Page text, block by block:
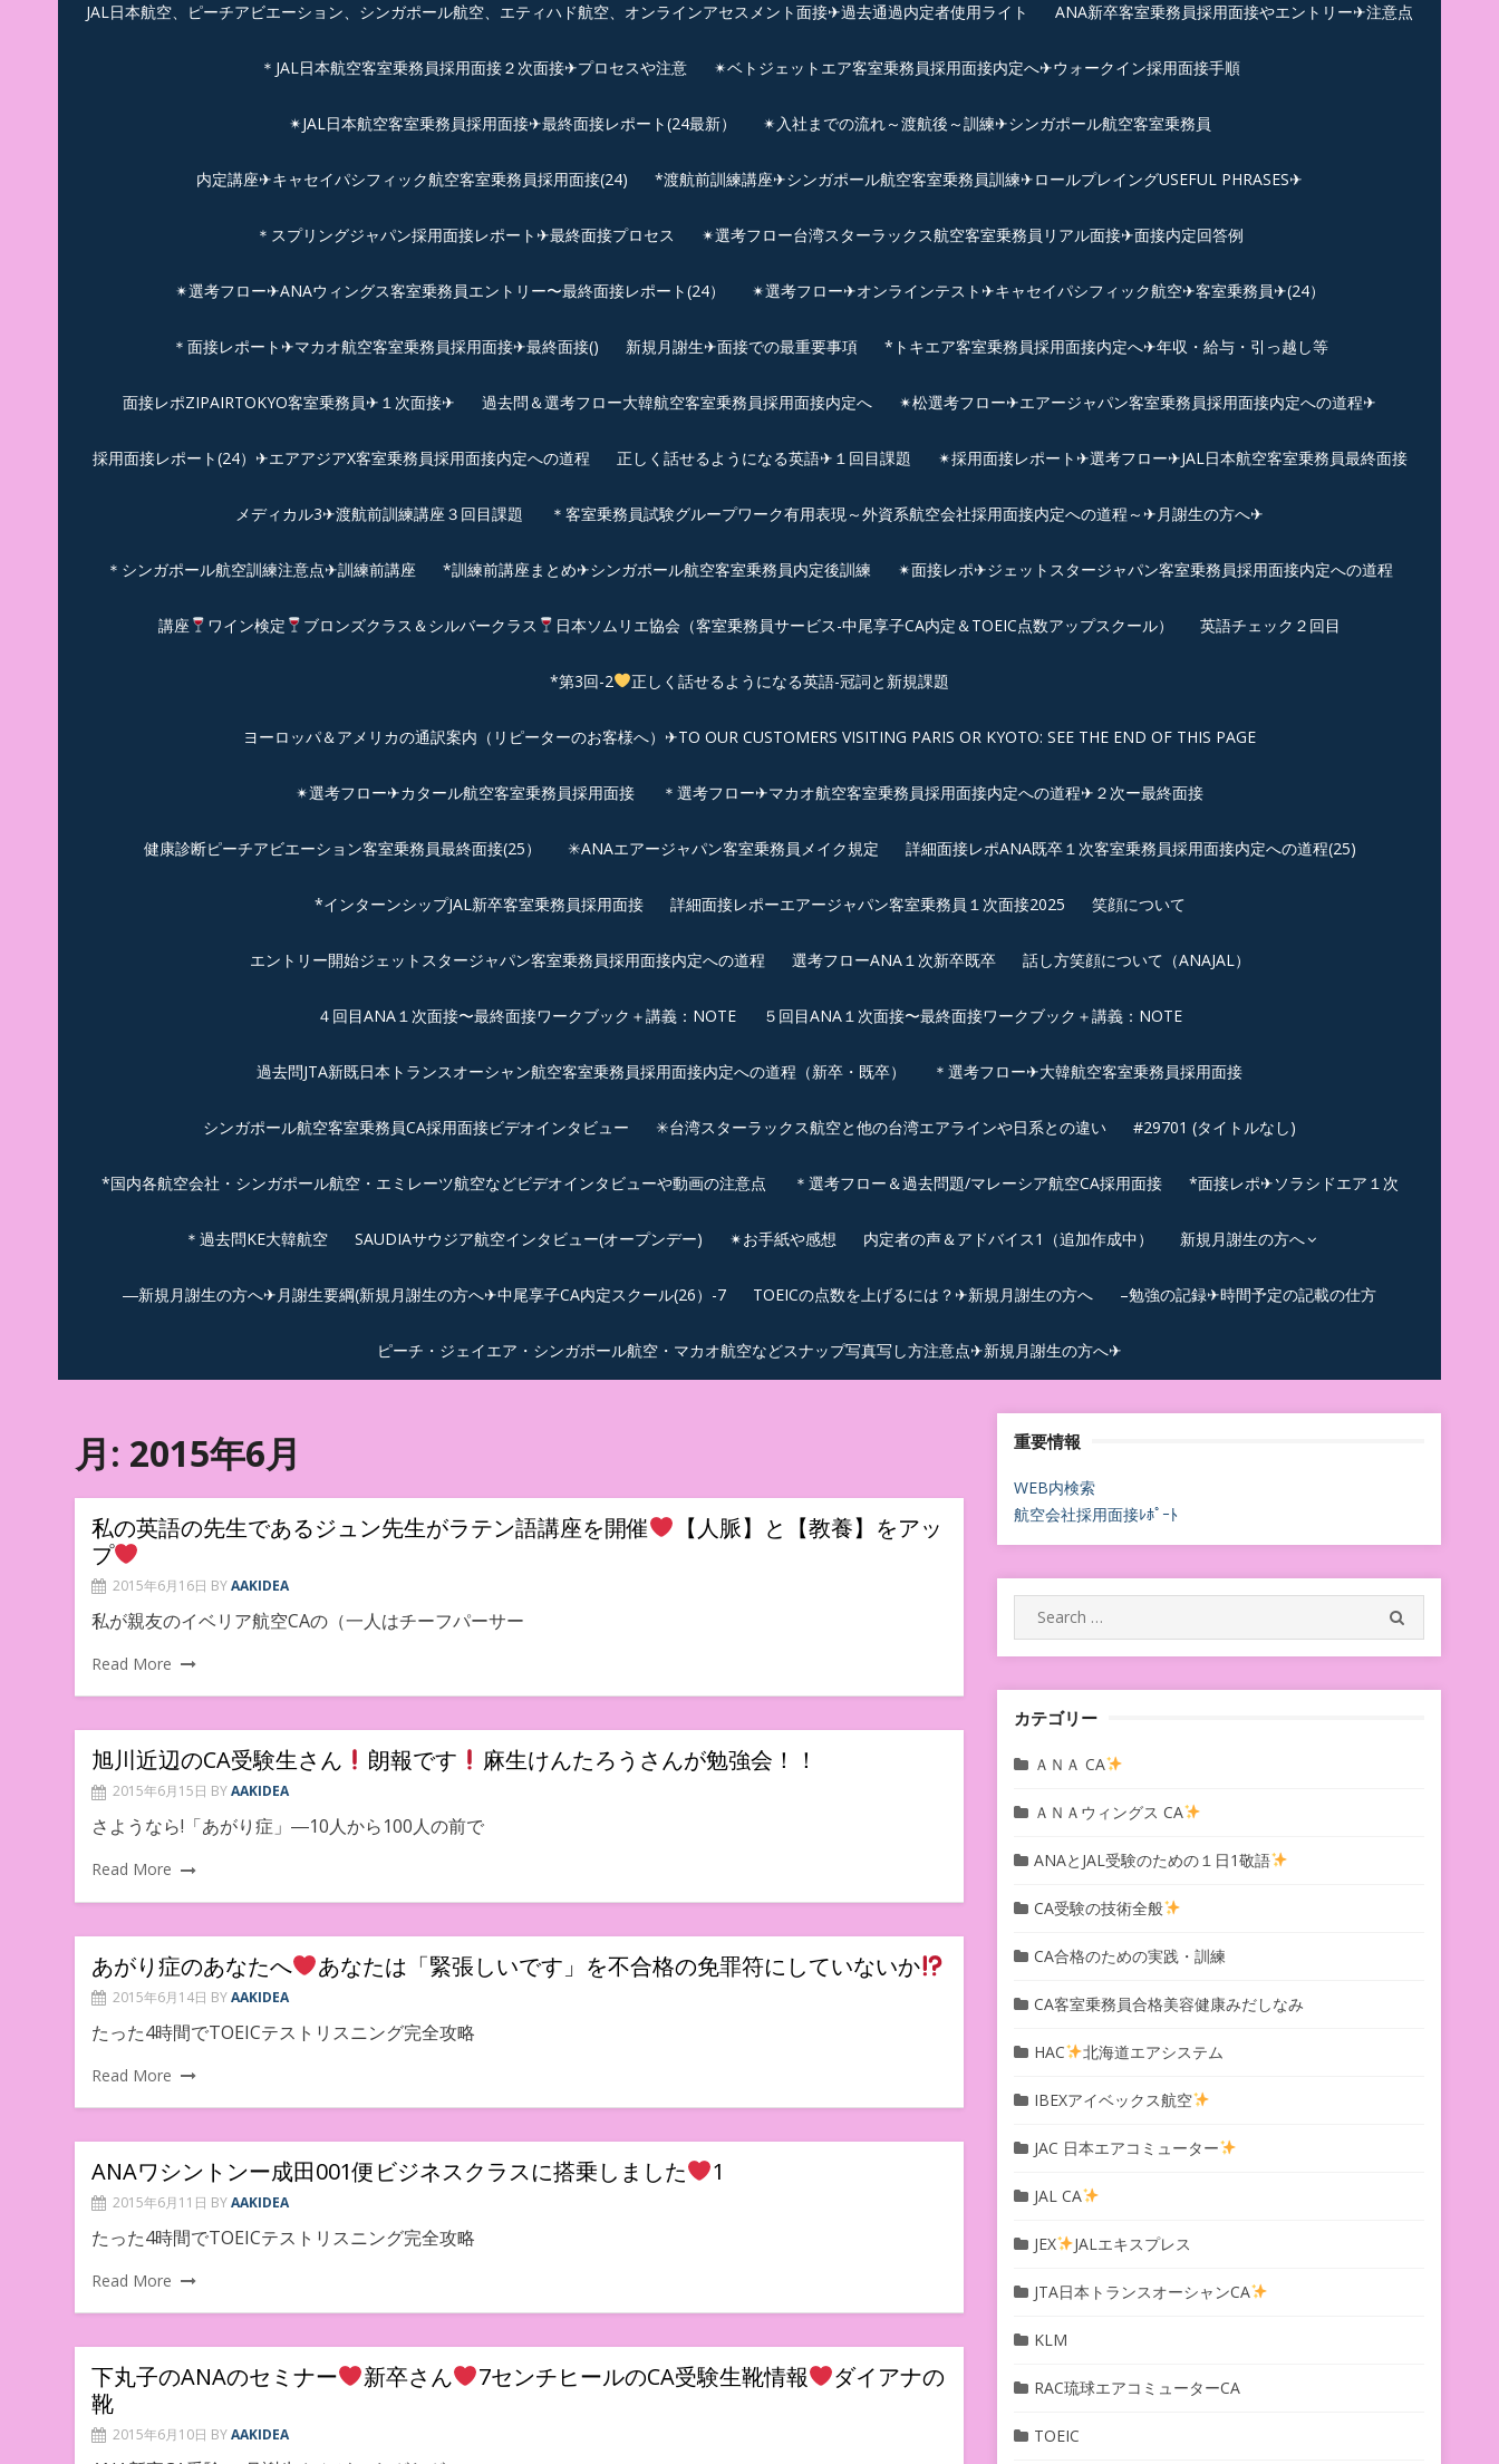
JAL日本航空、ピーチアビエーション、シンガポール航空、エティハド航空、オンラインアセスメント面接✈︎過去通過内定者使用ライト ANA新卒客室乗務員採用面接やエントリー✈注意点
＊JAL日本航空客室乗務員採用面接２次面接✈プロセスや注意 ✴︎ベトジェットエア客室乗務員採用面接内定へ✈︎ウォークイン採用面接手順
✴︎JAL日本航空客室乗務員採用面接✈最終面接レポート(24最新） ✴︎入社までの流れ～渡航後～訓練✈シンガポール航空客室乗務員
内定講座✈キャセイパシフィック航空客室乗務員採用面接(24) *渡航前訓練講座✈シンガポール航空客室乗務員訓練✈ロールプレイングUSEFUL PHRASES✈
＊スプリングジャパン採用面接レポート✈最終面接プロセス ✴︎選考フロー台湾スターラックス航空客室乗務員リアル面接✈︎面接内定回答例
✴︎選考フロー✈︎ANAウィングス客室乗務員エントリー〜最終面接レポート(24） ✴︎選考フロー✈オンラインテスト✈キャセイパシフィック航空✈︎客室乗務員✈(24）
＊面接レポート✈マカオ航空客室乗務員採用面接✈最終面接() 新規月謝生✈面接での最重要事項 *トキエア客室乗務員採用面接内定へ✈年収・給与・引っ越し等
面接レポZIPAIRTOKYO客室乗務員✈１次面接✈ 過去問＆選考フロー大韓航空客室乗務員採用面接内定へ ✴︎松選考フロー✈︎エアージャパン客室乗務員採用面接内定への道程✈︎
採用面接レポート(24）✈エアアジアX客室乗務員採用面接内定への道程 正しく話せるようになる英語✈１回目課題 ✴︎採用面接レポート✈︎選考フロー✈︎JAL日本航空客室乗務員最終面接
メディカル3✈渡航前訓練講座３回目課題 ＊客室乗務員試験グループワーク有用表現～外資系航空会社採用面接内定への道程～✈月謝生の方へ✈
＊シンガポール航空訓練注意点✈訓練前講座 *訓練前講座まとめ✈シンガポール航空客室乗務員内定後訓練 ✴︎面接レポ✈ジェットスタージャパン客室乗務員採用面接内定への道程
講座 ワイン検定 ブロンズクラス＆シルバークラス 日本ソムリエ協会（客室乗務員サービス-中尾享子CA内定＆TOEIC点数アップスクール） 英語チェック２回目
*第3回-2 正しく話せるようになる英語-冠詞と新規課題
ヨーロッパ＆アメリカの通訳案内（リピーターのお客様へ）✈TO OUR CUSTOMERS VISITING PARIS OR KYOTO: SEE THE END OF THIS PAGE
✴︎選考フロー✈カタール航空客室乗務員採用面接 ＊選考フロー✈マカオ航空客室乗務員採用面接内定への道程✈２次ー最終面接
健康診断ピーチアビエーション客室乗務員最終面接(25） ✳︎ANAエアージャパン客室乗務員メイク規定 詳細面接レポANA既卒１次客室乗務員採用面接内定への道程(25)
*インターンシップJAL新卒客室乗務員採用面接 詳細面接レポーエアージャパン客室乗務員１次面接2025 笑顔について
エントリー開始ジェットスタージャパン客室乗務員採用面接内定への道程 選考フローANA１次新卒既卒 話し方笑顔について（ANAJAL）
４回目ANA１次面接〜最終面接ワークブック＋講義：NOTE ５回目ANA１次面接〜最終面接ワークブック＋講義：NOTE
過去問JTA新既日本トランスオーシャン航空客室乗務員採用面接内定への道程（新卒・既卒） ＊選考フロー✈大韓航空客室乗務員採用面接
シンガポール航空客室乗務員CA採用面接ビデオインタビュー ✳︎台湾スターラックス航空と他の台湾エアラインや日系との違い #29701 (タイトルなし)
*国内各航空会社・シンガポール航空・エミレーツ航空などビデオインタビューや動画の注意点 ＊選考フロー＆過去問題/マレーシア航空CA採用面接 *面接レポ✈ソラシドエア１次
＊過去問KE大韓航空 SAUDIAサウジア航空インタビュー(オープンデー) ✴︎お手紙や感想 内定者の声＆アドバイス1（追加作成中） 新規月謝生の方へ
―新規月謝生の方へ✈月謝生要綱(新規月謝生の方へ✈中尾享子CA内定スクール(26）-7 TOEICの点数を上げるには？✈新規月謝生の方へ –勉強の記録✈時間予定の記載の仕方
ピーチ・ジェイエア・シンガポール航空・マカオ航空などスナップ写真写し方注意点✈新規月謝生の方へ✈
月: 2015年6月
私の英語の先生であるジュン先生がラテン語講座を開催
【人脈】と【教養】をアッ
プ
2015年6月16日 BYAAKIDEA
私が親友のイベリア航空CAの（一人はチーフパーサー
Read More
旭川近辺のCA受験生さん 朗報です 麻生けんたろうさんが勉強会！！
2015年6月15日 BYAAKIDEA
さようなら!「あがり症」―10人から100人の前で
Read More
あがり症のあなたへ あなたは「緊張しいです」を不合格の免罪符にしていないか
2015年6月14日 BYAAKIDEA
たった4時間でTOEICテストリスニング完全攻略
Read More
ANAワシントンー成田001便ビジネスクラスに搭乗しました 1
2015年6月11日 BYAAKIDEA
たった4時間でTOEICテストリスニング完全攻略
Read More
下丸子のANAのセミナー 新卒さん 7センチヒールのCA受験生靴情報
ダイアナの
靴
2015年6月10日 BYAAKIDEA
重要情報
WEB内検索
航空会社採用面接ﾚﾎﾟｰﾄ
Search
for:
カテゴリー
ＡＮＡ CA
ＡＮＡウィングス CA
ANAとJAL受験のための１日1敬語
CA受験の技術全般
CA合格のための実践・訓練
CA客室乗務員合格美容健康みだしなみ
HAC 北海道エアシステム
IBEXアイベックス航空
JAC 日本エアコミューター
JAL CA
JEX JALエキスプレス
JTA日本トランスオーシャンCA
KLM
RAC琉球エアコミューターCA
TOEIC